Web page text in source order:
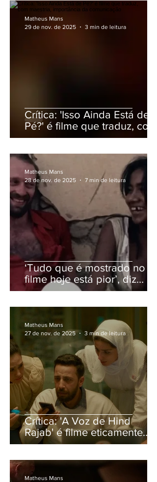
Crítica: 'Isso Ainda Está de
Pé?' é filme que traduz, com
maestria, importância da
Matheus Mans
29 de nov. de 2025
3 min de leitura
‘Tudo que é mostrado no
filme hoje está pior’, diz
Jorge Bodanzky sobre
Matheus Mans
28 de nov. de 2025
7 min de leitura
Crítica: 'A Voz de Hind
Rajab' é filme eticamente
comprometido
Matheus Mans
27 de nov. de 2025
3 min de leitura
Matheus Mans